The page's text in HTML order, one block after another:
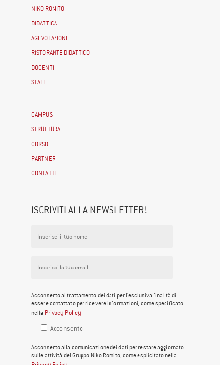
NIKO ROMITO
DIDATTICA
AGEVOLAZIONI
RISTORANTE DIDATTICO
DOCENTI
STAFF
CAMPUS
STRUTTURA
CORSO
PARTNER
CONTATTI
ISCRIVITI ALLA NEWSLETTER!
Acconsento al trattamento dei dati per l'esclusiva finalità di
essere contattato per ricevere informazioni, come specificato
nella Privacy Policy
Acconsento
Acconsento alla comunicazione dei dati per restare aggiornato
sulle attività del Gruppo Niko Romito, come esplicitato nella